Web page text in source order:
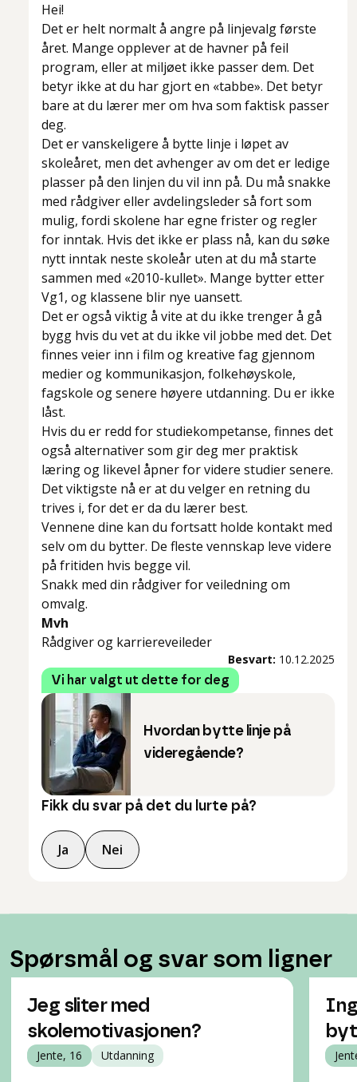
Hei!
Det er helt normalt å angre på linjevalg første
året. Mange opplever at de havner på feil
program, eller at miljøet ikke passer dem. Det
betyr ikke at du har gjort en «tabbe». Det betyr
bare at du lærer mer om hva som faktisk passer
deg.
Det er vanskeligere å bytte linje i løpet av
skoleåret, men det avhenger av om det er ledige
plasser på den linjen du vil inn på. Du må snakke
med rådgiver eller avdelingsleder så fort som
mulig, fordi skolene har egne frister og regler
for inntak. Hvis det ikke er plass nå, kan du søke
nytt inntak neste skoleår uten at du må starte
sammen med «2010-kullet». Mange bytter etter
Vg1, og klassene blir nye uansett.
Det er også viktig å vite at du ikke trenger å gå
bygg hvis du vet at du ikke vil jobbe med det. Det
finnes veier inn i film og kreative fag gjennom
medier og kommunikasjon, folkehøyskole,
fagskole og senere høyere utdanning. Du er ikke
låst.
Hvis du er redd for studiekompetanse, finnes det
også alternativer som gir deg mer praktisk
læring og likevel åpner for videre studier senere.
Det viktigste nå er at du velger en retning du
trives i, for det er da du lærer best.
Vennene dine kan du fortsatt holde kontakt med
selv om du bytter. De fleste vennskap leve videre
på fritiden hvis begge vil.
Snakk med din rådgiver for veiledning om
omvalg.
Mvh
Rådgiver og karriereveileder
Besvart: 10.12.2025
Vi har valgt ut dette for deg
Hvordan bytte linje på
videregående?
Fikk du svar på det du lurte på?
Ja Nei
Spørsmål og svar som ligner
Jeg sliter med
skolemotivasjonen?
Jente, 16 Utdanning